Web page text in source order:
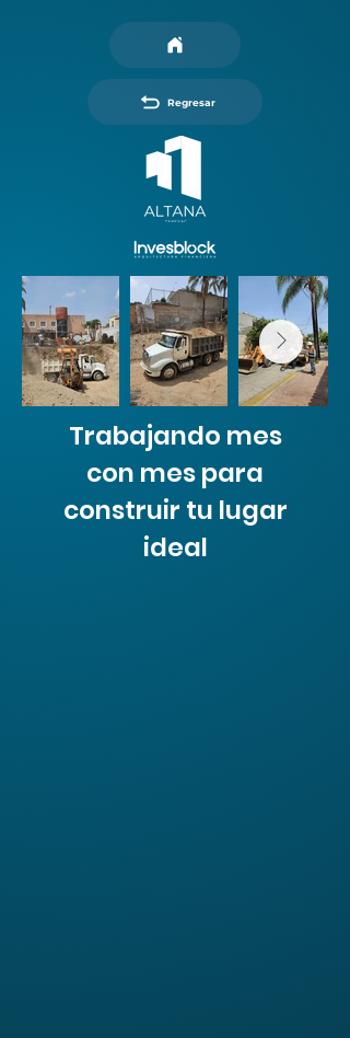
Regresar
Trabajando mes
con mes para
construir tu lugar
ideal